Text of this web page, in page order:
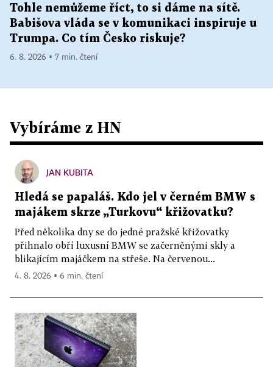
Tohle nemůžeme říct, to si dáme na sítě.
Babišova vláda se v komunikaci inspiruje u
Trumpa. Co tím Česko riskuje?
6. 8. 2026 ▪ 7 min. čtení
Vybíráme z HN
JAN KUBITA
Hledá se papaláš. Kdo jel v černém BMW s
majákem skrze „Turkovu“ křižovatku?
Před několika dny se do jedné pražské křižovatky
přihnalo obří luxusní BMW se začerněnými skly a
blikajícím majáčkem na střeše. Na červenou...
4. 8. 2026 ▪ 6 min. čtení